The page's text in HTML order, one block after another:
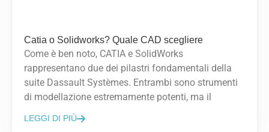
Catia o Solidworks? Quale CAD scegliere
Come è ben noto, CATIA e SolidWorks
rappresentano due dei pilastri fondamentali della
suite Dassault Systèmes. Entrambi sono strumenti
di modellazione estremamente potenti, ma il
LEGGI DI PIÙ